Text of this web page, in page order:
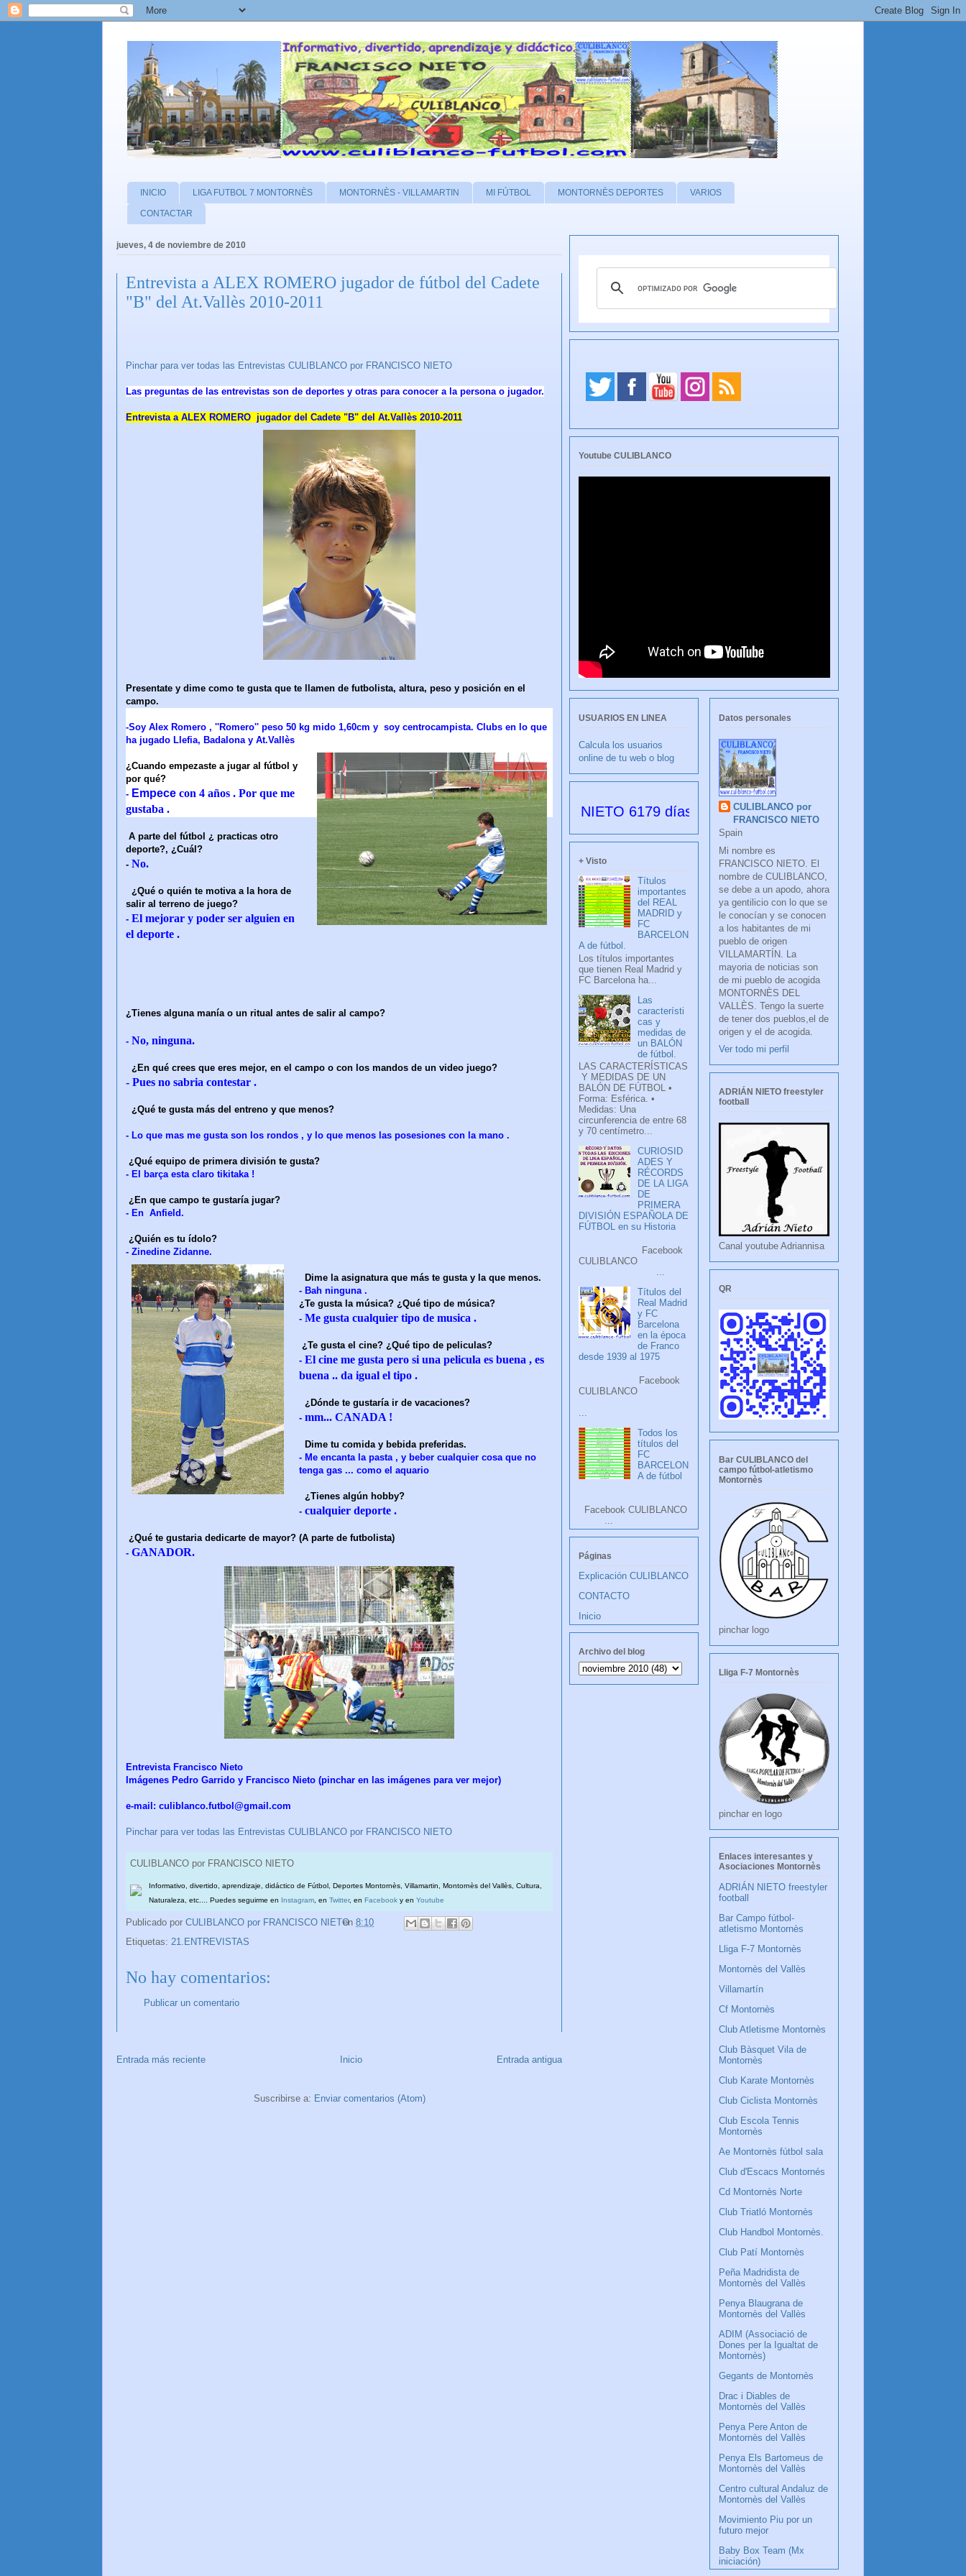
INICIO LIGA FUTBOL 7 MONTORNÈS MONTORNÈS - VILLAMARTIN MI FÚTBOL MONTORNÈS DEPORTES VARIOS
CONTACTAR
jueves, 4 de noviembre de 2010
Entrevista a ALEX ROMERO jugador de fútbol del Cadete
"B" del At.Vallès 2010-2011
Pinchar para ver todas las Entrevistas CULIBLANCO por FRANCISCO NIETO
Las preguntas de las entrevistas son de deportes y otras para conocer a la persona o jugador.
Entrevista a ALEX ROMERO jugador del Cadete "B" del At.Vallès 2010-2011
Presentate y dime como te gusta que te llamen de futbolista, altura, peso y posición en el
campo.
-Soy Alex Romero , ''Romero'' peso 50 kg mido 1,60cm y soy centrocampista. Clubs en lo que
ha jugado Llefia, Badalona y At.Vallès
¿Cuando empezaste a jugar al fútbol y
por qué?
- Empece con 4 años . Por que me
gustaba .
A parte del fútbol ¿ practicas otro
deporte?, ¿Cuál?
- No.
¿Qué o quién te motiva a la hora de
salir al terreno de juego?
- El mejorar y poder ser alguien en
el deporte .
¿Tienes alguna manía o un ritual antes de salir al campo?
- No, ninguna.
¿En qué crees que eres mejor, en el campo o con los mandos de un video juego?
- Pues no sabria contestar .
¿Qué te gusta más del entreno y que menos?
- Lo que mas me gusta son los rondos , y lo que menos las posesiones con la mano .
¿Qué equipo de primera división te gusta?
- El barça esta claro tikitaka !
¿En que campo te gustaría jugar?
- En Anfield.
¿Quién es tu ídolo?
- Zinedine Zidanne.
Dime la asignatura que más te gusta y la que menos.
- Bah ninguna .
¿Te gusta la música? ¿Qué tipo de música?
- Me gusta cualquier tipo de musica .
¿Te gusta el cine? ¿Qué tipo de peliculas?
- El cine me gusta pero si una pelicula es buena , es
buena .. da igual el tipo .
¿Dónde te gustaría ir de vacaciones?
- mm... CANADA !
Dime tu comida y bebida preferidas.
- Me encanta la pasta , y beber cualquier cosa que no
tenga gas ... como el aquario
¿Tienes algún hobby?
- cualquier deporte .
¿Qué te gustaria dedicarte de mayor? (A parte de futbolista)
- GANADOR.
Entrevista Francisco Nieto
Imágenes Pedro Garrido y Francisco Nieto (pinchar en las imágenes para ver mejor)
e-mail: culiblanco.futbol@gmail.com
Pinchar para ver todas las Entrevistas CULIBLANCO por FRANCISCO NIETO
CULIBLANCO por FRANCISCO NIETO
Informativo, divertido, aprendizaje, didáctico de Fútbol, Deportes Montornès, Villamartin, Montornès del Vallès, Cultura,
Naturaleza, etc.... Puedes seguirme en
Instagram, en Twitter, en Facebook y en Youtube
Publicado por CULIBLANCO por FRANCISCO NIETO
en 8:10
Etiquetas: 21.ENTREVISTAS
No hay comentarios:
Publicar un comentario
Entrada más reciente Entrada antigua
Inicio
Suscribirse a: Enviar comentarios (Atom)
Youtube CULIBLANCO
USUARIOS EN LINEA
Calcula los usuarios
online de tu web o blog
CULIBLANCO por FRANCISCO NIETO 6179 días desde su creación
+ Visto
Títulos
importantes
del REAL
MADRID y
FC
BARCELON
A de fútbol.
Los títulos importantes
que tienen Real Madrid y
FC Barcelona ha...
Las
característi
cas y
medidas de
un BALÓN
de fútbol.
LAS CARACTERÍSTICAS
Y MEDIDAS DE UN
BALÓN DE FÚTBOL •
Forma: Esférica. •
Medidas: Una
circunferencia de entre 68
y 70 centímetro...
CURIOSID
ADES Y
RÉCORDS
DE LA LIGA
DE
PRIMERA
DIVISIÓN ESPAÑOLA DE
FÚTBOL en su Historia
Facebook
CULIBLANCO
...
Títulos del
Real Madrid
y FC
Barcelona
en la época
de Franco
desde 1939 al 1975
Facebook
CULIBLANCO
Todos los
títulos del
FC
BARCELON
A de fútbol
Facebook CULIBLANCO
...
Páginas
Explicación CULIBLANCO
CONTACTO
Inicio
Archivo del blog
Datos personales
CULIBLANCO por
FRANCISCO NIETO
Spain
Mi nombre es
FRANCISCO NIETO. El
nombre de CULIBLANCO,
se debe a un apodo, ahora
ya gentilicio con lo que se
le conocían y se conocen
a los habitantes de mi
pueblo de origen
VILLAMARTÍN. La
mayoria de noticias son
de mi pueblo de acogida
MONTORNÈS DEL
VALLÈS. Tengo la suerte
de tener dos pueblos,el de
origen y el de acogida.
Ver todo mi perfil
ADRIÁN NIETO freestyler
football
Canal youtube Adriannisa
QR
Bar CULIBLANCO del
campo fútbol-atletismo
Montornès
pinchar logo
Lliga F-7 Montornès
pinchar en logo
Enlaces interesantes y
Asociaciones Montornès
ADRIÁN NIETO freestyler
football
Bar Campo fútbol-
atletismo Montornès
Lliga F-7 Montornès
Montornès del Vallès
Villamartín
Cf Montornès
Club Atletisme Montornès
Club Bàsquet Vila de
Montornès
Club Karate Montornès
Club Ciclista Montornès
Club Escola Tennis
Montornès
Ae Montornès fútbol sala
Club d'Escacs Montornés
Cd Montornès Norte
Club Triatló Montornès
Club Handbol Montornès.
Club Patí Montornès
Peña Madridista de
Montornès del Vallès
Penya Blaugrana de
Montornès del Vallès
ADIM (Associació de
Dones per la Igualtat de
Montornès)
Gegants de Montornès
Drac i Diables de
Montornès del Vallès
Penya Pere Anton de
Montornès del Vallès
Penya Els Bartomeus de
Montornès del Vallès
Centro cultural Andaluz de
Montornès del Vallès
Movimiento Piu por un
futuro mejor
Baby Box Team (Mx
iniciación)